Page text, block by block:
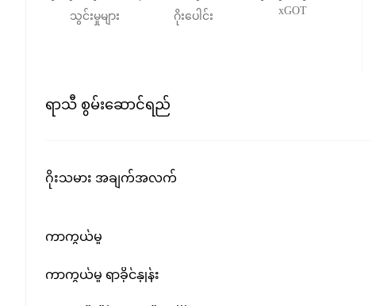
သွင်းမှုများ ဂိုးပေါင်း
xGOT
ရာသီ စွမ်းဆောင်ရည်
ဂိုးသမား အချက်အလက်
ကာကွယ်မှု
ကာကွယ်မှု ရာခိုင်နှုန်း